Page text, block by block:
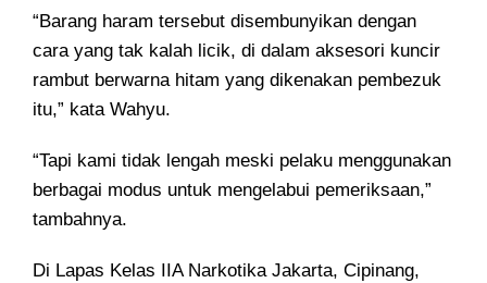
“Barang haram tersebut disembunyikan dengan
cara yang tak kalah licik, di dalam aksesori kuncir
rambut berwarna hitam yang dikenakan pembezuk
itu,” kata Wahyu.
“Tapi kami tidak lengah meski pelaku menggunakan
berbagai modus untuk mengelabui pemeriksaan,”
tambahnya.
Di Lapas Kelas IIA Narkotika Jakarta, Cipinang,